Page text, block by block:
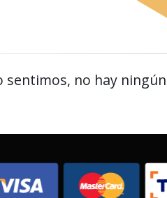
sentimos, no hay